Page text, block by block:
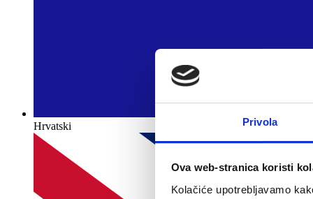
Privola
Ova web-stranica koristi
Kolačiće upotrebljavamo
Hrvatski